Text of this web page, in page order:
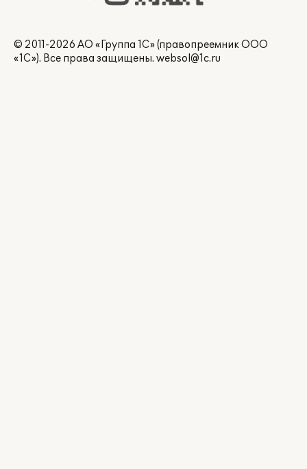
© 2011-2026 АО «Группа 1С» (правопреемник ООО
«1С»). Все права защищены. websol@1c.ru